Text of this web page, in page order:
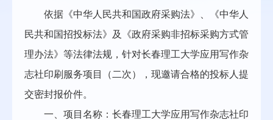
依据《中华人民共和国政府采购法》、《中华人
民共和国招投标法》及《政府采购非招标采购方式管
理办法》等法律法规，针对长春理工大学应用写作杂
志社印刷服务项目（二次），现邀请合格的投标人提
交密封报价件。
一、项目名称：长春理工大学应用写作杂志社印